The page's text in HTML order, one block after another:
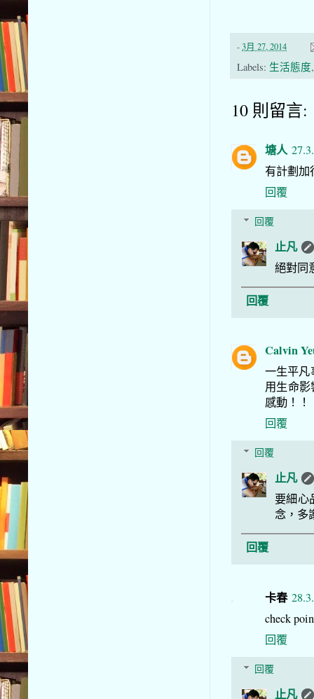
-3月 27, 2014
Labels: 生活態度
10 則留言:
塘人
有計劃加
回覆
回覆
止凡
絕對同
回覆
Calvin
一生平凡
用生命
感動！！
回覆
回覆
止凡
要細心
念，多
回覆
卡春
check
回覆
回覆
止凡